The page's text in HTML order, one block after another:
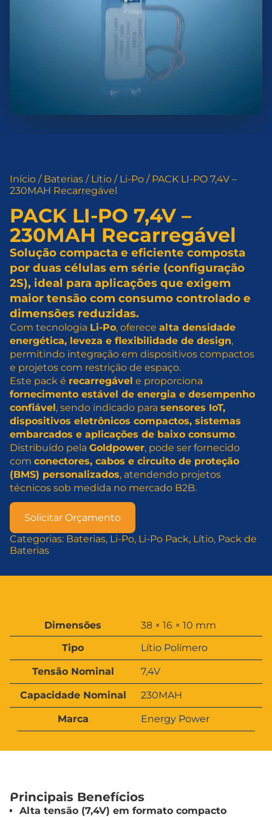
Início / Baterias / Lítio / Li-Po / PACK LI-PO 7,4V –
230MAH Recarregável
PACK LI-PO 7,4V –
230MAH Recarregável
Solução compacta e eficiente composta
por duas células em série (configuração
2S), ideal para aplicações que exigem
maior tensão com consumo controlado e
dimensões reduzidas.
Com tecnologia Li-Po, oferece alta densidade
energética, leveza e flexibilidade de design,
permitindo integração em dispositivos compactos
e projetos com restrição de espaço.
Este pack é recarregável e proporciona
fornecimento estável de energia e desempenho
confiável, sendo indicado para sensores IoT,
dispositivos eletrônicos compactos, sistemas
embarcados e aplicações de baixo consumo.
Distribuído pela Goldpower, pode ser fornecido
com conectores, cabos e circuito de proteção
(BMS) personalizados, atendendo projetos
técnicos sob medida no mercado B2B.
Solicitar Orçamento
Categorias: Baterias, Li-Po, Li-Po Pack, Lítio, Pack de
Baterias
t
b
t
o
s
l
o
Dimensões
38 × 16 × 10 mm
Tipo
Lítio Polímero
Tensão Nominal 7,4V
Capacidade Nominal 230MAH
Marca Energy Power
Principais Benefícios
Alta tensão (7,4V) em formato compacto